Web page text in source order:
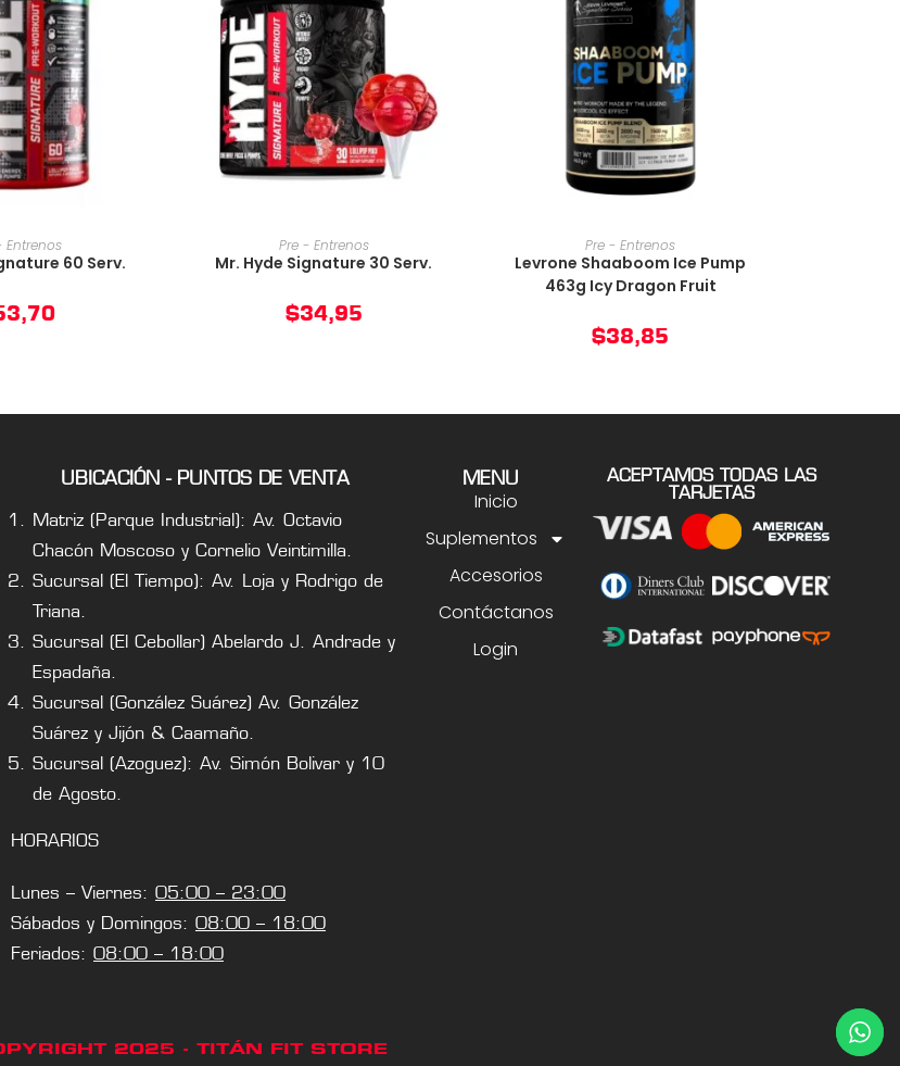
CARRITO
Entrenos
60 Serv.
AÑADIR AL CARRITO
Pre - Entrenos
Mr. Hyde Signature 30 Serv.
$34,95
AÑADIR AL CARRITO
Pre - Entrenos
Levrone Shaaboom Ice Pump
463g Icy Dragon Fruit
$38,85
UBICACIÓN - PUNTOS DE VENTA
Matriz (Parque Industrial): Av. Octavio
Chacón Moscoso y Cornelio Veintimilla.
Sucursal (El Tiempo): Av. Loja y Rodrigo de
Triana.
Sucursal (El Cebollar) Abelardo J. Andrade y
Espadaña.
Sucursal (González Suárez) Av. González
Suárez y Jijón & Caamaño.
Sucursal (Azoguez): Av. Simón Bolivar y 10
de Agosto.
HORARIOS
Lunes – Viernes: 05:00 – 23:00
Sábados y Domingos: 08:00 – 18:00
Feriados: 08:00 – 18:00
MENU
Inicio
Suplementos
Accesorios
Contáctanos
Login
ACEPTAMOS TODAS LAS
TARJETAS
2025 - TITÁN FIT STORE